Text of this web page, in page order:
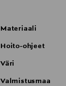
Materiaali
Hoito-ohjeet
Väri
Valmistusmaa